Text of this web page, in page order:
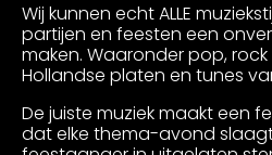
Wij kunnen echt ALLE
partijen en feesten een
maken. Waaronder pop, rock
Hollandse platen en tunes
De juiste muziek maakt een
dat elke thema-avond